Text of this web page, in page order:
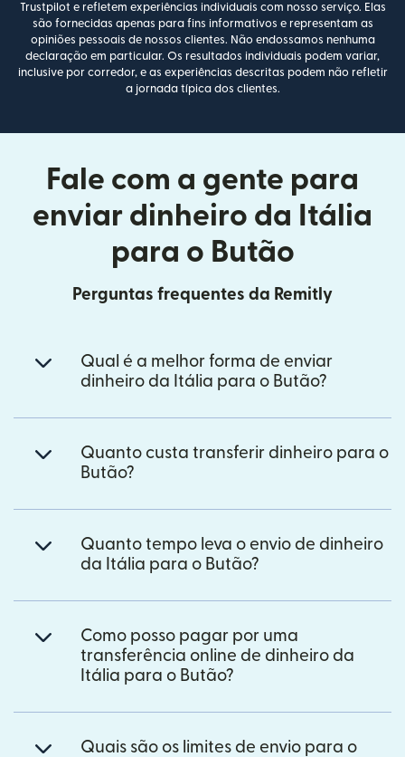
Trustpilot e refletem experiências individuais com nosso serviço. Elas
são fornecidas apenas para fins informativos e representam as
opiniões pessoais de nossos clientes. Não endossamos nenhuma
declaração em particular. Os resultados individuais podem variar,
inclusive por corredor, e as experiências descritas podem não refletir
a jornada típica dos clientes.
Fale com a gente para
enviar dinheiro da Itália
para o Butão
Perguntas frequentes da Remitly
Qual é a melhor forma de enviar
dinheiro da Itália para o Butão?
Quanto custa transferir dinheiro para o
Butão?
Quanto tempo leva o envio de dinheiro
da Itália para o Butão?
Como posso pagar por uma
transferência online de dinheiro da
Itália para o Butão?
Quais são os limites de envio para o